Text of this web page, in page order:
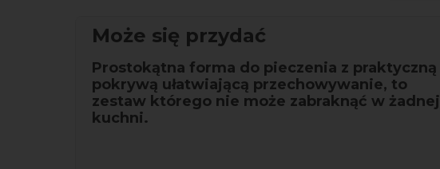
Może się przydać
Prostokątna forma do pieczenia z praktyczną
pokrywą ułatwiającą przechowywanie, to
zestaw którego nie może zabraknąć w żadnej
kuchni.